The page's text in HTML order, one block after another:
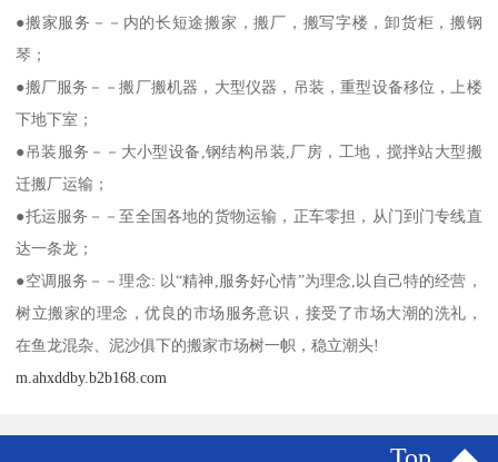
●搬家服务－－内的长短途搬家，搬厂，搬写字楼，卸货柜，搬钢
琴；
●搬厂服务－－搬厂搬机器，大型仪器，吊装，重型设备移位，上楼
下地下室；
●吊装服务－－大小型设备,钢结构吊装,厂房，工地，搅拌站大型搬
迁搬厂运输；
●托运服务－－至全国各地的货物运输，正车零担，从门到门专线直
达一条龙；
●空调服务－－理念: 以“精神,服务好心情”为理念,以自己特的经营，
树立搬家的理念，优良的市场服务意识，接受了市场大潮的洗礼，
在鱼龙混杂、泥沙俱下的搬家市场树一帜，稳立潮头!
m.ahxddby.b2b168.com